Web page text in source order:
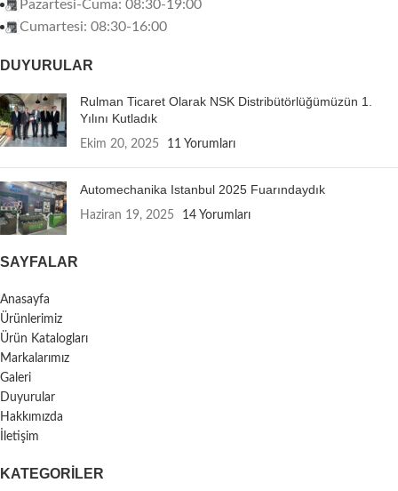
Pazartesi-Cuma: 08:30-19:00
Cumartesi: 08:30-16:00
DUYURULAR
Rulman Ticaret Olarak NSK Distribütörlüğümüzün 1.
Yılını Kutladık
Ekim 20, 2025 11 Yorumları
Automechanika Istanbul 2025 Fuarındaydık
Haziran 19, 2025 14 Yorumları
SAYFALAR
Anasayfa
Ürünlerimiz
Ürün Katalogları
Markalarımız
Galeri
Duyurular
Hakkımızda
İletişim
KATEGORILER